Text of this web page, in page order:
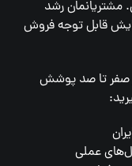
مشتریانمان رشد
و افزایش قابل توجه فروش
صفر تا صد پوشش